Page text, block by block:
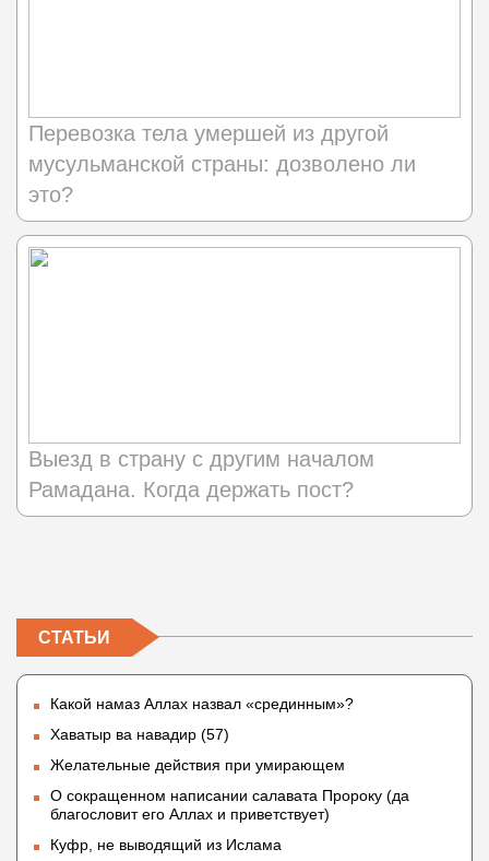
Перевозка тела умершей из другой
мусульманской страны: дозволено ли
это?
Выезд в страну с другим началом
Рамадана. Когда держать пост?
СТАТЬИ
Какой намаз Аллах назвал «срединным»?
Хаватыр ва навадир (57)
Желательные действия при умирающем
О сокращенном написании салавата Пророку (да
благословит его Аллах и приветствует)
Куфр, не выводящий из Ислама